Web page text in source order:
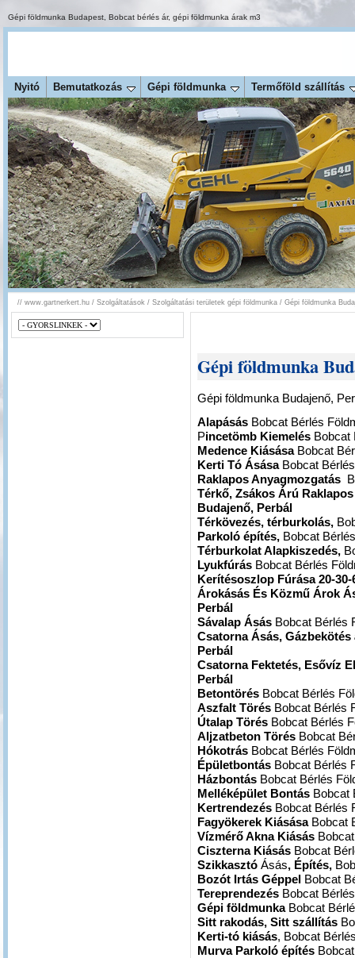
Gépi földmunka Budapest Bobcat bérlés ár, gépi földmunka árak m3
Nyitó Bemutatkozás Gépi földmunka Termőföld szállítás
// www.gartnerkert.hu / Szolgáltatások / Szolgáltatási területek gépi földmunka / Gépi földmunka
Gépi földmunka
Gépi földmunka Budajenő,
Alapásás Bobcat Bérlés
Pincetömb Kiemelés Bobcat
Medence KiásásaBobcat
Kerti Tó ÁsásaBobcat
Raklapos Anyagmozgatás
Térkő, Zsákos Árú
Budajenő, Perbál
Térkövezés, térburkolás,
Parkoló építés, Bobcat
Térburkolat Alapkiszedés,
Lyukfúrás Bobcat Bérlés
Kerítésoszlop Fúrása 20-30-
Árokásás És Közmű Árok
Perbál
Sávalap Ásás Bobcat Bérlés
Csatorna Ásás,
Perbál
Csatorna Fektetés, Esővíz
Perbál
Betontörés Bobcat Bérlés
Aszfalt Törés Bobcat Bérlés
Útalap Törés Bobcat Bérlés
Aljzatbeton Törés Bobcat
Hókotrás Bobcat Bérlés
Épületbontás Bobcat Bérlés
Házbontás Bobcat Bérlés
Melléképület Bontás Bobcat
Kertrendezés Bobcat Bérlés
Fagyökerek KiásásaBobcat
Vízmérő Akna Kiásás
Ciszterna Kiásás Bobcat
Szikkasztó Ásás, Építés,
Bozót Irtás Géppel Bobcat
Tereprendezés Bobcat
Gépi földmunkaBobcat
Sitt rakodás, Sitt szállítás
Kerti-tó kiásás, Bobcat
Murva Parkoló építés